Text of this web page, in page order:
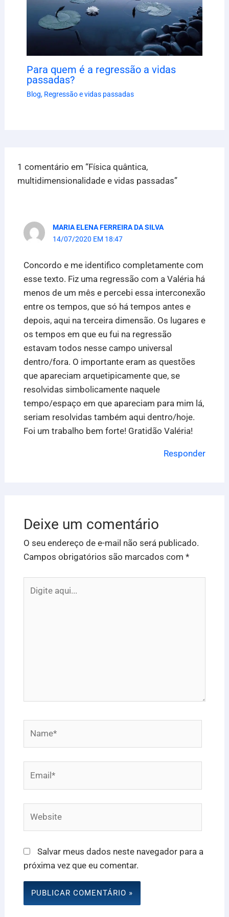
Para quem é a regressão a vidas
passadas?
Blog, Regressão e vidas passadas
1 comentário em “Física quântica,
multidimensionalidade e vidas passadas”
MARIA ELENA FERREIRA DA SILVA
14/07/2020 EM 18:47
Concordo e me identifico completamente com
esse texto. Fiz uma regressão com a Valéria há
menos de um mês e percebi essa interconexão
entre os tempos, que só há tempos antes e
depois, aqui na terceira dimensão. Os lugares e
os tempos em que eu fui na regressão
estavam todos nesse campo universal
dentro/fora. O importante eram as questões
que apareciam arquetipicamente que, se
resolvidas simbolicamente naquele
tempo/espaço em que apareciam para mim lá,
seriam resolvidas também aqui dentro/hoje.
Foi um trabalho bem forte! Gratidão Valéria!
Responder
Deixe um comentário
O seu endereço de e-mail não será publicado.
Campos obrigatórios são marcados com *
aqui...
Salvar meus dados neste navegador para a
próxima vez que eu comentar.